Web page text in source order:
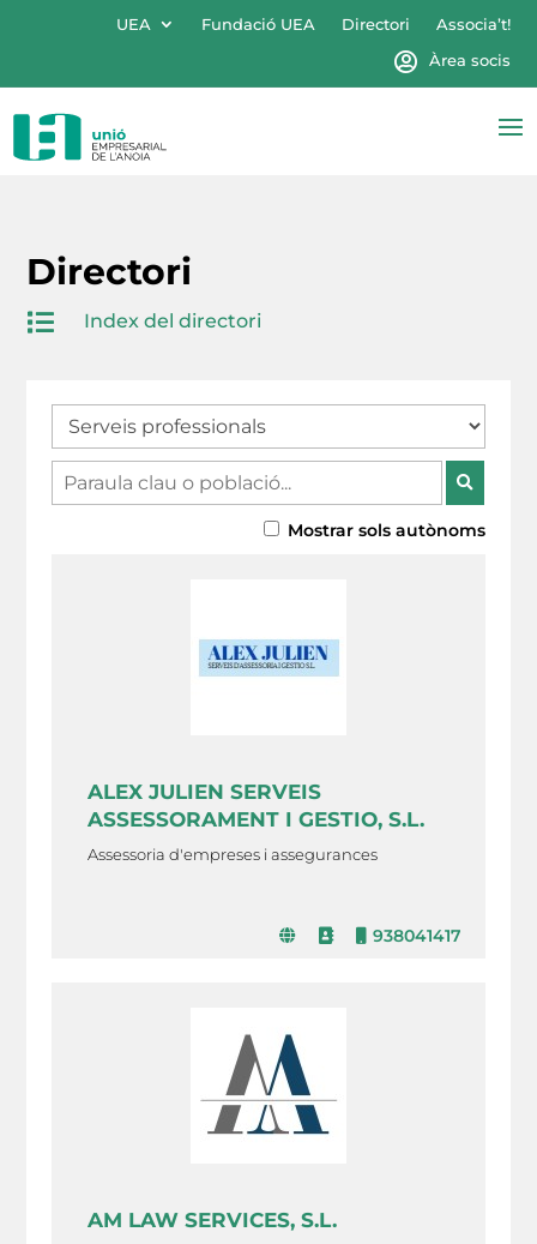
UEA Fundació UEA Directori
Associa’t!
Àrea socis
Directori
 Index del directori
Mostrar sols autònoms
ALEX JULIEN SERVEIS
ASSESSORAMENT I GESTIO, S.L.
Assessoria d'empreses i assegurances
938041417
AM LAW SERVICES, S.L.